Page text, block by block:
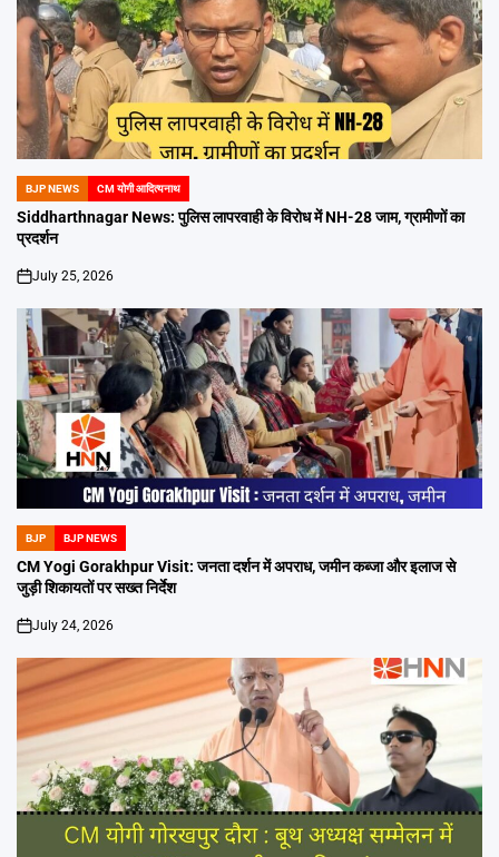
POSTED
IN
BJP NEWS CM योगी आदित्यनाथ
Siddharthnagar News: पुलिस लापरवाही के विरोध में NH-28 जाम, ग्रामीणों का
प्रदर्शन
on
July 25, 2026
POSTED
IN
BJP BJP NEWS
CM Yogi Gorakhpur Visit: जनता दर्शन में अपराध, जमीन कब्जा और इलाज से
जुड़ी शिकायतों पर सख्त निर्देश
on
July 24, 2026